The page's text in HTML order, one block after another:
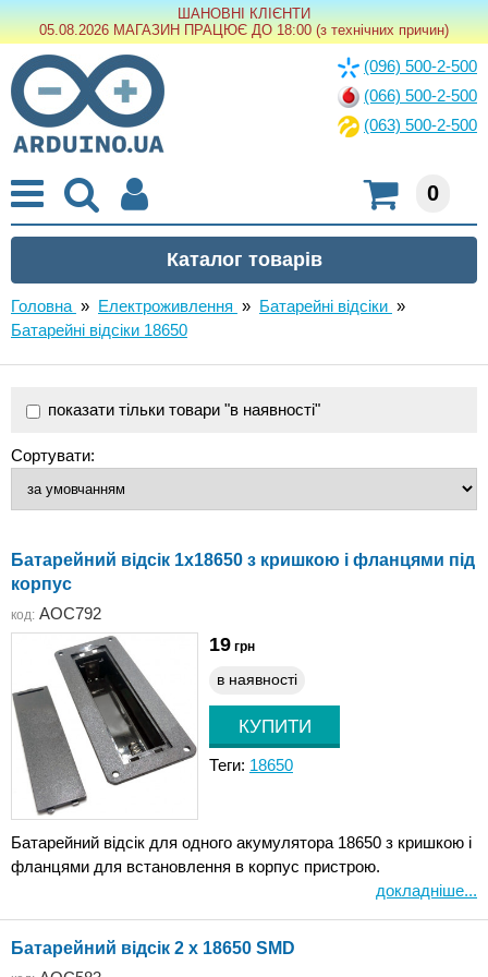
ШАНОВНІ КЛІЄНТИ
05.08.2026 МАГАЗИН ПРАЦЮЄ ДО 18:00 (з технічних причин)
(096) 500-2-500
(066) 500-2-500
(063) 500-2-500
0
Головна » Електроживлення » Батарейні відсіки »
Батарейні відсіки 18650
показати тільки товари "в наявності"
Сортувати:
Батарейний відсік 1х18650 з кришкою і фланцями під
корпус
код: AOC792
19 грн
в наявності
Теги: 18650
Батарейний відсік для одного акумулятора 18650 з кришкою і
фланцями для встановлення в корпус пристрою.
докладніше...
Батарейний відсік 2 x 18650 SMD